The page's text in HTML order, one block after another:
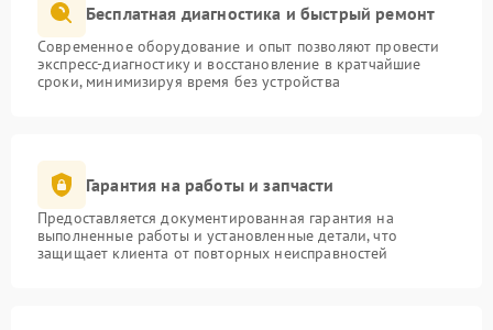
Бесплатная диагностика и быстрый ремонт
Современное оборудование и опыт позволяют провести
экспресс-диагностику и восстановление в кратчайшие
сроки, минимизируя время без устройства
Гарантия на работы и запчасти
Предоставляется документированная гарантия на
выполненные работы и установленные детали, что
защищает клиента от повторных неисправностей